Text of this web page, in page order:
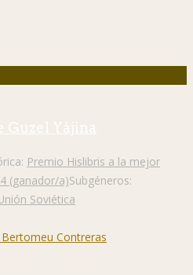
Guzel Yájina
Premio Hislibris a la mejor
(ganador/a)Subgéneros:
Soviética